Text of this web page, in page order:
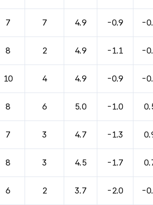
7 7 4.9 -0.9 -
8 2 4.9 -1.1 -
10 4 4.9 -0.9 -
8 6 5.0 -1.0
7 3 4.7 -1.3
8 3 4.5 -1.7
6 2 3.7 -2.0 -